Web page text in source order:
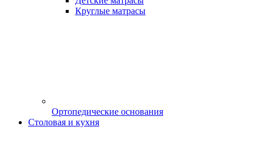
Круглые матрасы
Ортопедические основания
Столовая и кухня